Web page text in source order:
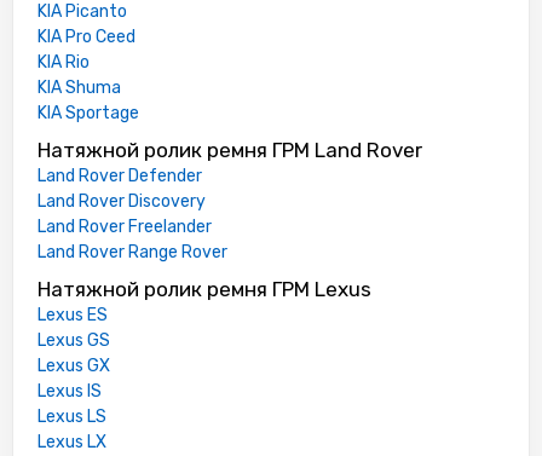
KIA Picanto
KIA Pro Ceed
KIA Rio
KIA Shuma
KIA Sportage
Натяжной ролик ремня ГРМ Land Rover
Land Rover Defender
Land Rover Discovery
Land Rover Freelander
Land Rover Range Rover
Натяжной ролик ремня ГРМ Lexus
Lexus ES
Lexus GS
Lexus GX
Lexus IS
Lexus LS
Lexus LX